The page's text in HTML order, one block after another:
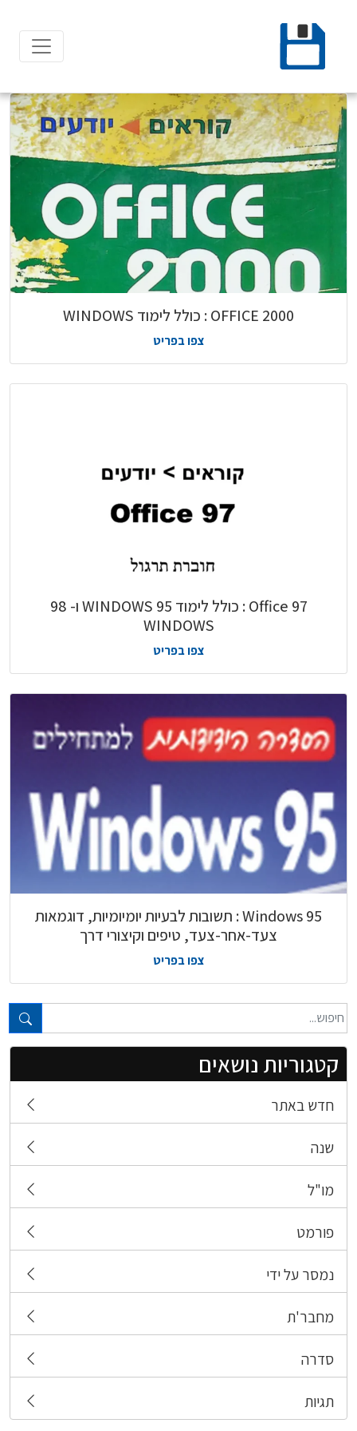
content
טקסט חופשי...
קטגוריות נושאים
חדש באתר
שנה
מו"ל
פורמט
נמסר על ידי
מחבר'ת
סדרה
תגיות
2000 OFFICE : כולל לימוד WINDOWS
צפו בפריט
Office 97 : כולל לימוד 95 WINDOWS ו- 98
WINDOWS
צפו בפריט
Windows 95 : תשובות לבעיות יומיומיות, דוגמאות
צעד-אחר-צעד, טיפים וקיצורי דרך
צפו בפריט